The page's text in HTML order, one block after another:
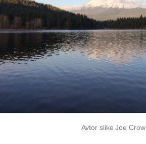
Avtor slike Joe Crow